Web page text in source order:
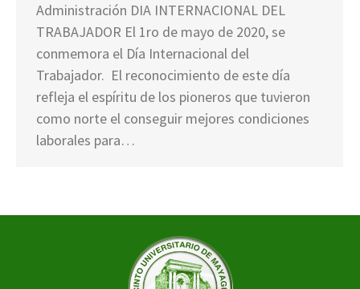
Administración DIA INTERNACIONAL DEL
TRABAJADOR El 1ro de mayo de 2020, se
conmemora el Día Internacional del
Trabajador. El reconocimiento de este día
refleja el espíritu de los pioneros que tuvieron
como norte el conseguir mejores condiciones
laborales para…